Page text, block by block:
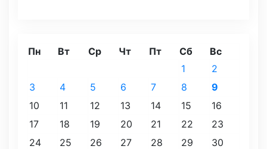
Пн Вт Ср Чт Пт Сб Вс
1
2
3
4 5 6 7 8
9
10
11 12 13 14 15
16
17
18 19 20 21 22
23
24
25 26 27 28 29
30